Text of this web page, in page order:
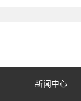
新闻中心